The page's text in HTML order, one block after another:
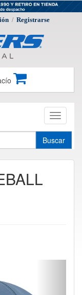
/ Registrarse
Toggle
Buscar